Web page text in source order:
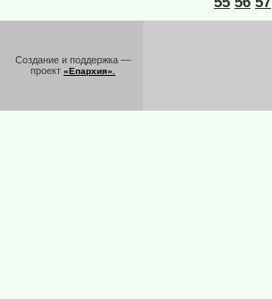
Создание и поддержка —
проект «Епархия».